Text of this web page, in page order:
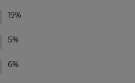
19%
5%
6%